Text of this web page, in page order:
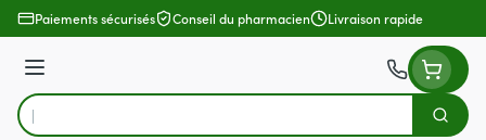
Aller au contenu
Paiements sécurisés Conseil du pharmacien Livraison rapide
Menu
Rechercher